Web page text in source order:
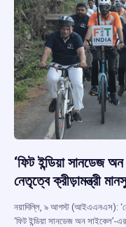
‘ফিট ইন্ডিয়া সানডেজ
নেতৃত্বে ক্রীড়ামন্ত্রী
নয়াদিল্লি, ৯ আগস্ট (আইএএনএস):
‘ফিট ইন্ডিয়া সানডেজ অন সাইকেল’-